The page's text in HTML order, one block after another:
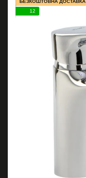
БЕЗКОШТОВНА ДОСТАВКА
12